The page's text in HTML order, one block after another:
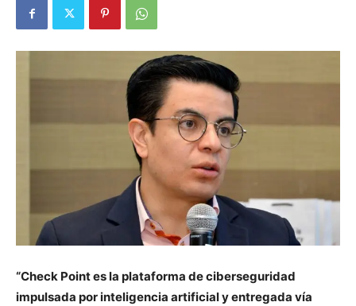
“Check Point es la plataforma de ciberseguridad
impulsada por inteligencia artificial y entregada vía